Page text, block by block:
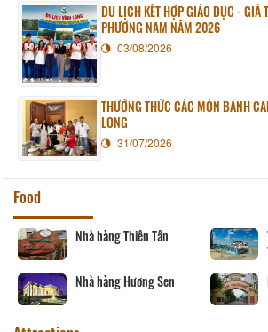
DU LỊCH KẾT HỢP GIÁO DỤC - GIÁ
PHƯƠNG NAM NĂM 2026
03/08/2026
THƯỞNG THỨC CÁC MÓN BÁNH
LONG
31/07/2026
Food
Nhà hàng Phương Thủy
Nhà hàng Ngân Vinh